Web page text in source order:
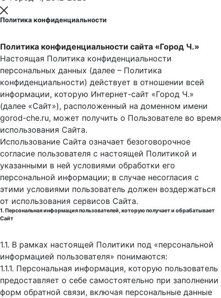
Политика конфиденциальности
Политика конфиденциальности сайта «Город Ч.»
Настоящая Политика конфиденциальности
персональных данных (далее – Политика
конфиденциальности) действует в отношении всей
информации, которую Интернет-сайт «Город Ч.»
(далее «Сайт»), расположенный на доменном имени
gorod-che.ru, может получить о Пользователе во время
использования Cайта.
Использование Сайта означает безоговорочное
согласие пользователя с настоящей Политикой и
указанными в ней условиями обработки его
персональной информации; в случае несогласия с
этими условиями пользователь должен воздержаться
от использования сервисов Сайта.
1. Персональная информация пользователей, которую получает и обрабатывает
Сайт
1.1. В рамках настоящей Политики под «персональной
информацией пользователя» понимаются:
1.1.1. Персональная информация, которую пользователь
предоставляет о себе самостоятельно при заполнении
форм обратной связи, включая персональные данные